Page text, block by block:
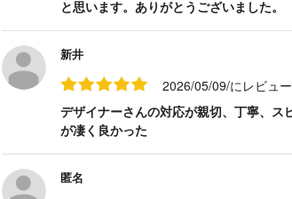
と思います。ありがとうございました。
新井
2026/05/09/にレビュ
デザイナーさんの対応が親切、丁寧、ス
が凄く良かった
匿名